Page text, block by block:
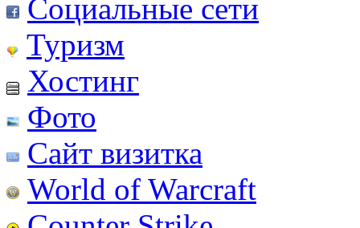
Социальные сети
Туризм
Хостинг
Фото
Сайт визитка
World of Warcraft